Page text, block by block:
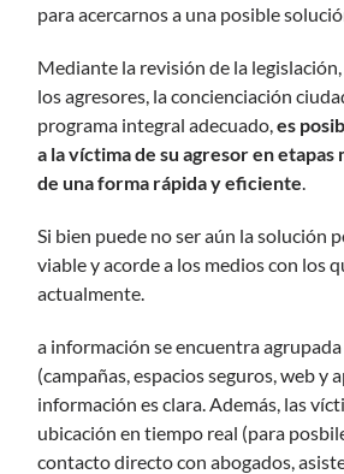
para acercarnos a una posible
Mediante la revisión de la
los agresores, la concienciación
programa integral adecuado,es
a la víctima de su agresor en etapas
de una forma rápida y eficiente
Si bien puede no ser aún la solución
viable y acorde a los medios con los
actualmente.
a información se encuentra
(campañas, espacios seguros, web y
información es clara. Además, las
ubicación en tiempo real (para
contacto directo con abogados,